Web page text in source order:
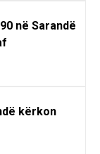
në Sarandë
kërkon